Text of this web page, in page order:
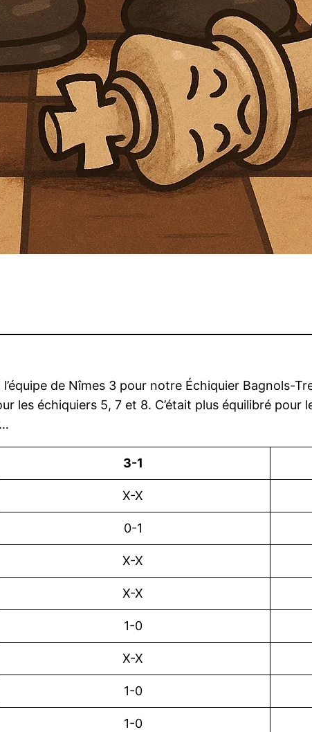
l’équipe de Nîmes 3 pour notre Échiquier Bagnols-
les échiquiers 5, 7 et 8. C’était plus équilibré pour
3-1
X-X
0-1
X-X
X-X
1-0
X-X
1-0
1-0